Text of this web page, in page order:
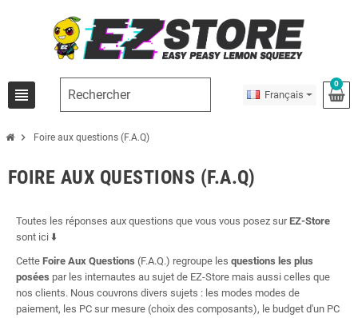
view_headline Français
0
chevron_right Foire aux questions (F.A.Q)
FOIRE AUX QUESTIONS (F.A.Q)
Toutes les réponses aux questions que vous vous posez surEZ-Store
sont ici ⬇️
Cette Foire Aux Questions (F.A.Q.) regroupe les questions les plus
posées par les internautes au sujet de EZ-Store mais aussi celles que
nos clients. Nous couvrons divers sujets : les modes modes de
paiement, les PC sur mesure (choix des composants), le budget d'un PC